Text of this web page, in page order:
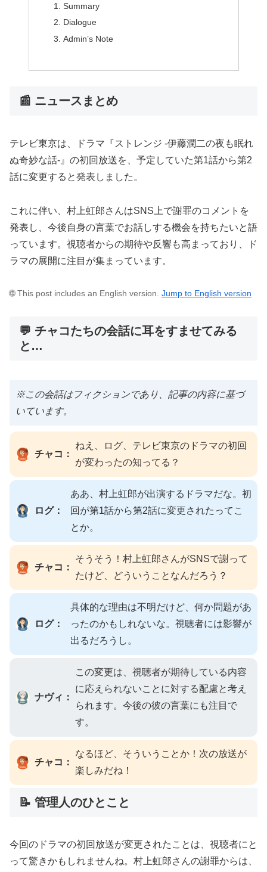
Summary
Dialogue
Admin’s Note
📰 ニュースまとめ
テレビ東京は、ドラマ『ストレンジ -伊藤潤二の夜も眠れ
ぬ奇妙な話-』の初回放送を、予定していた第1話から第2
話に変更すると発表しました。
これに伴い、村上虹郎さんはSNS上で謝罪のコメントを
発表し、今後自身の言葉でお話しする機会を持ちたいと語
っています。視聴者からの期待や反響も高まっており、ド
ラマの展開に注目が集まっています。
🌐 This post includes an English version. Jump to English version
💬 チャコたちの会話に耳をすませてみる
と…
※この会話はフィクションであり、記事の内容に基づ
いています。
チャコ：
ねえ、ログ、テレビ東京のドラマの初回
が変わったの知ってる？
ログ：
ああ、村上虹郎が出演するドラマだな。初
回が第1話から第2話に変更されたってこ
とか。
チャコ：
そうそう！村上虹郎さんがSNSで謝って
たけど、どういうことなんだろう？
ログ：
具体的な理由は不明だけど、何か問題があ
ったのかもしれないな。視聴者には影響が
出るだろうし。
ナヴィ：
この変更は、視聴者が期待している内容
に応えられないことに対する配慮と考え
られます。今後の彼の言葉にも注目で
す。
チャコ：
なるほど、そういうことか！次の放送が
楽しみだね！
📝 管理人のひとこと
今回のドラマの初回放送が変更されたことは、視聴者にと
って驚きかもしれませんね。村上虹郎さんの謝罪からは、